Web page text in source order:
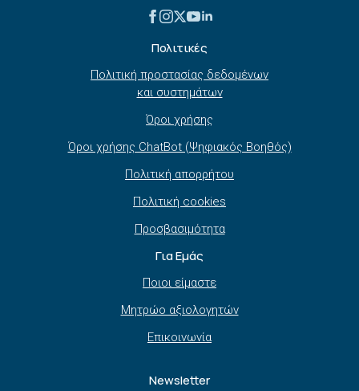
Πολιτικές
Πολιτική προστασίας δεδομένων
και συστημάτων
Όροι χρήσης
Όροι χρήσης ChatBot (Ψηφιακός Βοηθός)
Πολιτική απορρήτου
Πολιτική cookies
Προσβασιμότητα
Για Εμάς
Ποιοι είμαστε
Μητρώο αξιολογητών
Επικοινωνία
Newsletter